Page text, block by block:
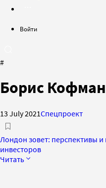
Войти
#
Борис Кофман
13 July 2021Спецпроект
Лондон зовет: перспективы
инвесторов
Читать